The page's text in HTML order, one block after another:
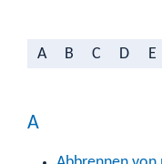
A B C D E
A